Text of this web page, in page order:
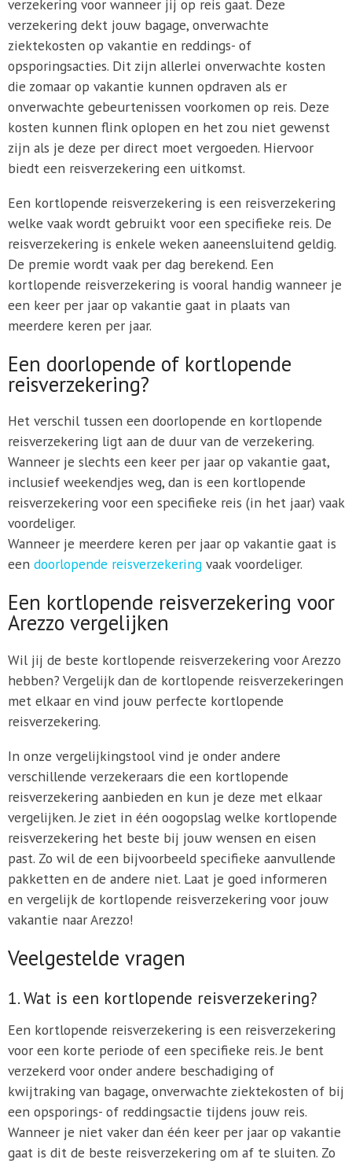
verzekering voor wanneer jij op reis gaat. Deze
verzekering dekt jouw bagage, onverwachte
ziektekosten op vakantie en reddings- of
opsporingsacties. Dit zijn allerlei onverwachte kosten
die zomaar op vakantie kunnen opdraven als er
onverwachte gebeurtenissen voorkomen op reis. Deze
kosten kunnen flink oplopen en het zou niet gewenst
zijn als je deze per direct moet vergoeden. Hiervoor
biedt een reisverzekering een uitkomst.
Een kortlopende reisverzekering is een reisverzekering
welke vaak wordt gebruikt voor een specifieke reis. De
reisverzekering is enkele weken aaneensluitend geldig.
De premie wordt vaak per dag berekend. Een
kortlopende reisverzekering is vooral handig wanneer je
een keer per jaar op vakantie gaat in plaats van
meerdere keren per jaar.
Een doorlopende of kortlopende
reisverzekering?
Het verschil tussen een doorlopende en kortlopende
reisverzekering ligt aan de duur van de verzekering.
Wanneer je slechts een keer per jaar op vakantie gaat,
inclusief weekendjes weg, dan is een kortlopende
reisverzekering voor een specifieke reis (in het jaar) vaak
voordeliger.
Wanneer je meerdere keren per jaar op vakantie gaat is
een doorlopende reisverzekeringvaak voordeliger.
Een kortlopende reisverzekering voor
Arezzo vergelijken
Wil jij de beste kortlopende reisverzekering voor Arezzo
hebben? Vergelijk dan de kortlopende reisverzekeringen
met elkaar en vind jouw perfecte kortlopende
reisverzekering.
In onze vergelijkingstool vind je onder andere
verschillende verzekeraars die een kortlopende
reisverzekering aanbieden en kun je deze met elkaar
vergelijken. Je ziet in één oogopslag welke kortlopende
reisverzekering het beste bij jouw wensen en eisen
past. Zo wil de een bijvoorbeeld specifieke aanvullende
pakketten en de andere niet. Laat je goed informeren
en vergelijk de kortlopende reisverzekering voor jouw
vakantie naar Arezzo!
Veelgestelde vragen
1. Wat is een kortlopende reisverzekering?
Een kortlopende reisverzekering is een reisverzekering
voor een korte periode of een specifieke reis. Je bent
verzekerd voor onder andere beschadiging of
kwijtraking van bagage, onverwachte ziektekosten of bij
een opsporings- of reddingsactie tijdens jouw reis.
Wanneer je niet vaker dan één keer per jaar op vakantie
gaat is dit de beste reisverzekering om af te sluiten. Zo